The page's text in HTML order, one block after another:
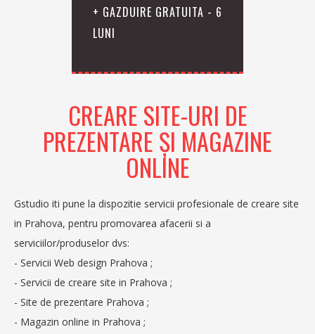
+ GAZDUIRE GRATUITA - 6
LUNI
CREARE SITE-URI DE
PREZENTARE ŞI MAGAZINE
ONLINE
Gstudio iti pune la dispozitie servicii profesionale de creare site
in Prahova, pentru promovarea afacerii si a
serviciilor/produselor dvs:
- Servicii Web design Prahova ;
- Servicii de creare site in Prahova ;
- Site de prezentare Prahova ;
- Magazin online in Prahova ;